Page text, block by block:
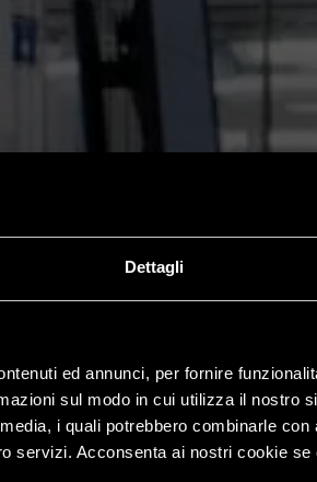
Dettagli
ed annunci, per fornire
sul modo in cui utilizza il nostro
i quali potrebbero combinarle
servizi. Acconsenta ai nostri cookie